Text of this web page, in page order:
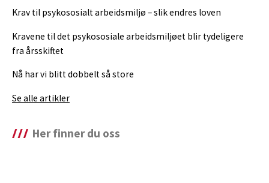
Krav til psykososialt arbeidsmiljø – slik endres loven
Kravene til det psykososiale arbeidsmiljøet blir tydeligere
fra årsskiftet
Nå har vi blitt dobbelt så store
Se alle artikler
Her finner du oss